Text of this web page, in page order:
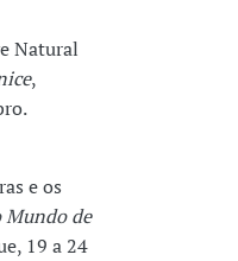
Natural
,
e os
Mundo de
19 a 24